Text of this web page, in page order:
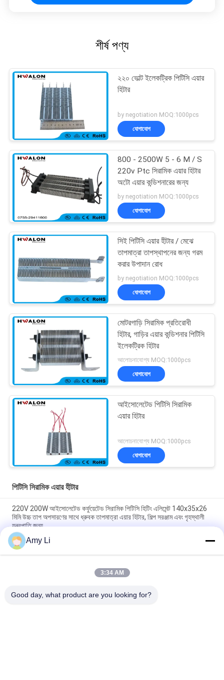
শীর্ষ পণ্য
২২০ ভোল্ট ইলেকট্রিক পিটিসি এয়ার
হিটার
by negotiation MOQ:1000pcs
যোগাযোগ
800 - 2500W 5 - 6 M / S
220v Ptc সিরামিক এয়ার হিটার
অটো এয়ার কন্ডিশনারের জন্য
by negotiation MOQ:1000pcs
যোগাযোগ
সিই পিটিসি এয়ার হীটার / মেঝে
তাপমাত্রা তাপস্থাপনের জন্য গরম
করার উপাদান রোধ
by negotiation MOQ:1000pcs
যোগাযোগ
মোটরগাড়ি সিরামিক প্রতিরোধী
হিটার, গাড়ির এয়ার কন্ডিশনার পিটিসি
ইলেকট্রিক হিটার
আলোচনাযোগ্য MOQ:1000pcs
যোগাযোগ
আইসোলেটেড পিটিসি সিরামিক
এয়ার হিটার
আলোচনাযোগ্য MOQ:1000pcs
যোগাযোগ
পিটিসি সিরামিক এয়ার হীটার
220V 200W আইসোলেটেড কর্ফুয়েটেড সিরামিক পিটিসি হিটিং এলিমেন্ট 140x35x26
মিমি উচ্চ তাপ অপসারণের সাথে ধ্রুবক তাপমাত্রা এয়ার হিটার, শিল্প সরঞ্জাম এবং গৃহস্থালী
যন্ত্রপাতি জন্য
রুম এনার্জি সেভিং পিটিসি গাড়ি বায়ু ফ্যান হিটার ধ্রুবক তাপমাত্রা গরম বায়ু হিটার উপাদান
নিরাপদ বাড়ি
48V 200w 75x76x26mm ptc সিরামিক এয়ার ফ্যান হিটার এয়ার কন্ডিশনার
Amy Li
3:34 AM
Good day, what product are you looking for?